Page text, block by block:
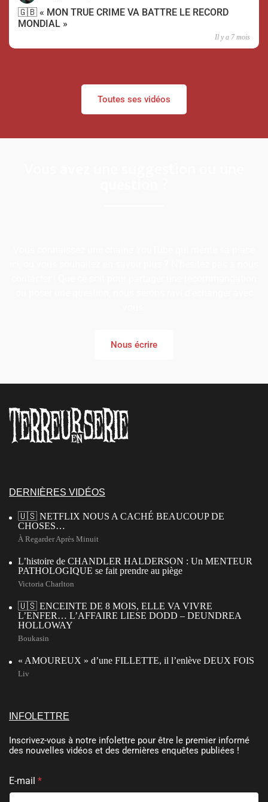
🇬🇧 « MON TRUE CRIME VA BATTRE LE RECORD
MONDIAL »
Il y a 7 mois
Toutes ses vidéos
Nous écrire
DERNIÈRES VIDÉOS
🇺🇸 NETFLIX NOUS A CACHÉ BEAUCOUP DE
CHOSES…
À Regarder Après Minuit
L’histoire de CHANDLER HALDERSON : Un MENTEUR
PATHOLOGIQUE se fait prendre au piège
Victoria Charlton
🇺🇸 ENCEINTE DE 8 MOIS, ELLE VA VIVRE
L’ENFER… L’AFFAIRE LIESE DODD – DEUNDREA
HOLLOWAY
Boukasin
« AMOUREUX » d’une FILLETTE, il l’enlève DEUX FOIS
Liv
INFOLETTRE
Inscrivez-vous à notre infolettre pour être le premier informé
des nouvelles vidéos et des dernières enquêtes publiées !
C
o
E-mail *